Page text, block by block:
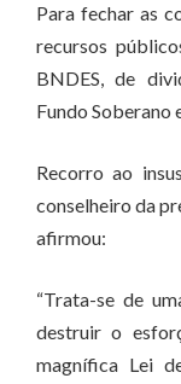
Para fechar as
recursos
BNDES, de
Fundo Soberano
Recorro ao
conselheiro da
afirmou:
“Trata-se de
destruir o
magnífica Lei